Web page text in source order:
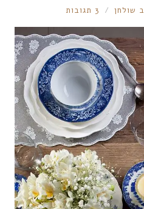
שולחן 3 תגובות